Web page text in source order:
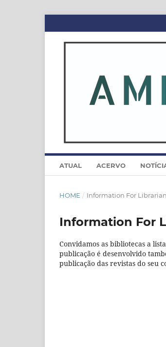
ATUAL ACERVO
HOME / Information For
Information For
Convidamos as bibliotecas a
publicação é desenvolvido
publicação das revistas do seu